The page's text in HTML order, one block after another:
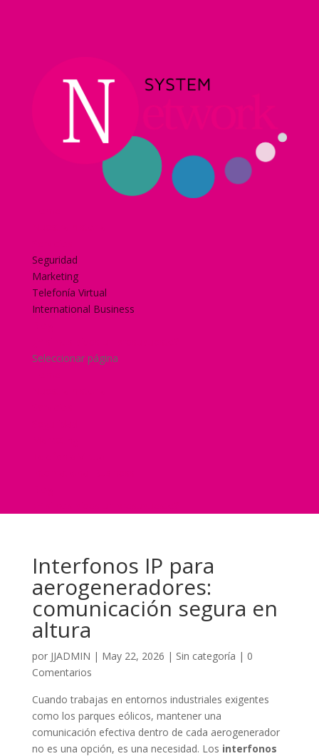
Seguridad
Marketing
Telefonía Virtual
International Business
Seleccionar página
Interfonos IP para
aerogeneradores:
comunicación segura en
altura
por JJADMIN | May 22, 2026 | Sin categoría | 0
Comentarios
Cuando trabajas en entornos industriales exigentes
como los parques eólicos, mantener una
comunicación efectiva dentro de cada aerogenerador
no es una opción, es una necesidad. Los interfonos